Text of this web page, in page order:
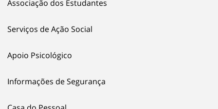
Associação dos Estudantes
Serviços de Ação Social
Apoio Psicológico
Informações de Segurança